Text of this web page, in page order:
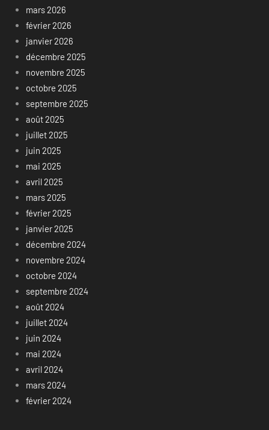
mars 2026
février 2026
janvier 2026
décembre 2025
novembre 2025
octobre 2025
septembre 2025
août 2025
juillet 2025
juin 2025
mai 2025
avril 2025
mars 2025
février 2025
janvier 2025
décembre 2024
novembre 2024
octobre 2024
septembre 2024
août 2024
juillet 2024
juin 2024
mai 2024
avril 2024
mars 2024
février 2024